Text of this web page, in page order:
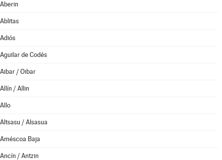
Aberin
Ablitas
Adiós
Aguilar de Codés
Aibar / Oibar
Allín / Allin
Allo
Altsasu / Alsasua
Améscoa Baja
Ancín / Antzin